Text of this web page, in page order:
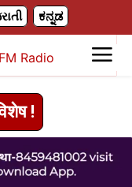
ಕನ್ನಡ
FM Radio
!